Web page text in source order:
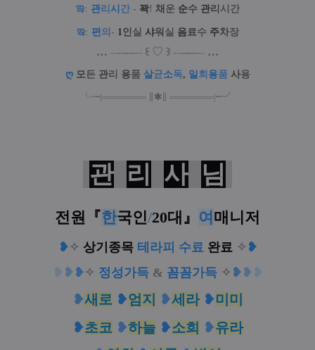
ఇ: 관리 시 간 - 꽉! 채 운 순수 관리 시간
ఇ: 편 의 - 1 인 실 샤워 실 음료 수 주차장
… --------- ꒰ ♡ ꒱ --------- …
ღ 모 든 관리 용품 살균소독, 일 회 용품 사용
╰╼|═══════ ✱ ═══════|╾╯
관 리 사 님
전원 『한국인/20대 』 여 매니저
❥ ✧ 상기종목 테라피 수료 완료 ✧ ❥
❥ ❥ ❥ ✧ 정성가득 & 꼼꼼가득 ✧ ❥ ❥ ❥
❥새로 ❥엄지 ❥세라 ❥미미
❥초코 ❥하늘 ❥소희 ❥유라